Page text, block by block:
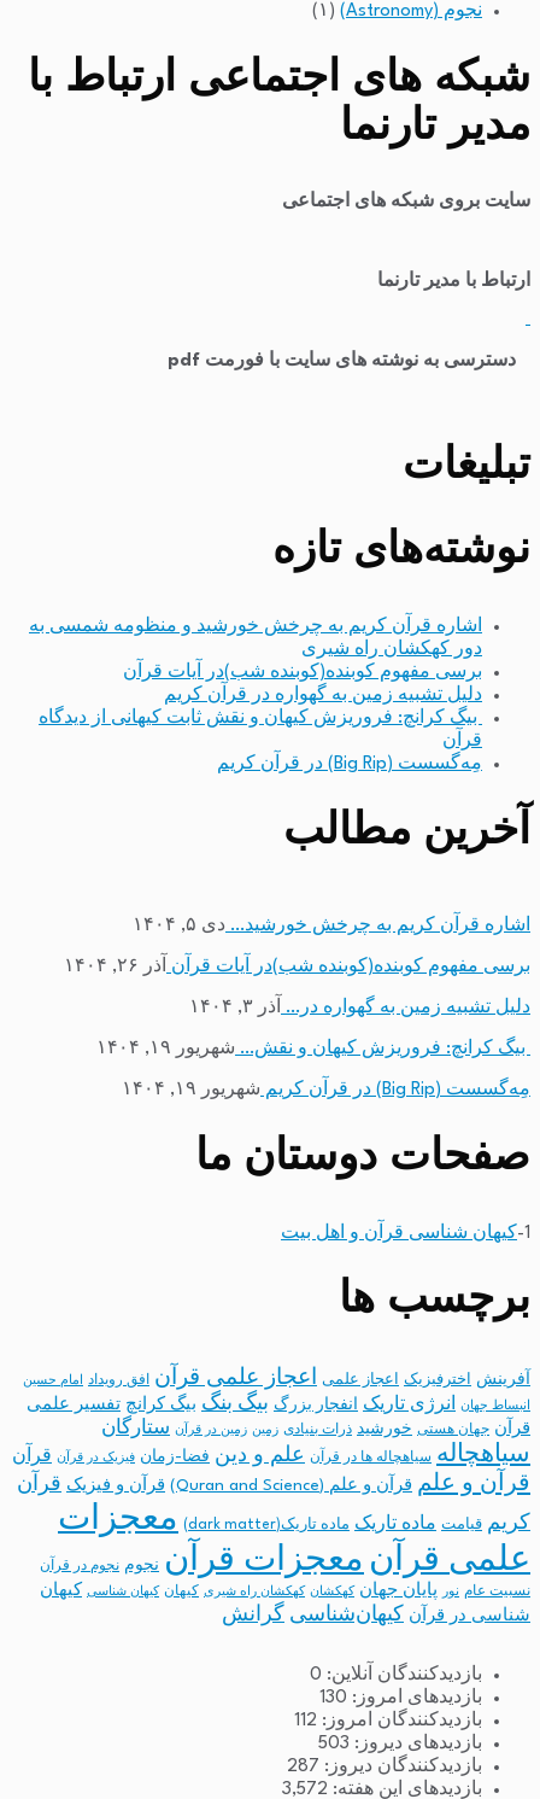
نجوم (Astronomy)
(۱)
شبکه های اجتماعی ارتباط با
مدیر تارنما
سایت بروی شبکه های اجتماعی
ارتباط با مدیر تارنما
دسترسی به نوشته های سایت با فورمت pdf
تبلیغات
نوشته‌های تازه
اشاره قرآن کریم به چرخش خورشید و منظومه شمسی به
دور کهکشان راه شیری
برسی مفهوم کوبنده(کوبنده شب)در آیات قرآن
دلیل تشبیه زمین به گهواره در قرآن کریم
بیگ کرانچ: فروریزش کیهان و نقش ثابت کیهانی از دیدگاه
قرآن
مِه‌گسست (Big Rip) در قرآن کریم
آخرین مطالب
اشاره قرآن کریم به چرخش خورشید… دی ۵, ۱۴۰۴
برسی مفهوم کوبنده(کوبنده شب)در آیات قرآن آذر ۲۶, ۱۴۰۴
دلیل تشبیه زمین به گهواره در… آذر ۳, ۱۴۰۴
بیگ کرانچ: فروریزش کیهان و نقش… شهریور ۱۹, ۱۴۰۴
مِه‌گسست (Big Rip) در قرآن کریم شهریور ۱۹, ۱۴۰۴
صفحات دوستان ما
1- کیهان شناسی قرآن و اهل بیت
برچسب ها
آفرینش اخترفیزیک اعجاز علمی اعجاز علمی قرآن افق رویداد امام حسین
انبساط جهان انرژی تاریک انفجار بزرگ بیگ بنگ بیگ کرانچ تفسیر علمی
قرآن جهان هستی خورشید ذرات بنیادی زمین زمین در قرآن ستارگان
سیاهچاله سیاهچاله ها در قرآن علم و دین فضا-زمان فیزیک در قرآن قرآن
قرآن و علم قرآن و علم (Quran and Science) قرآن و فیزیک قرآن
کریم قیامت ماده تاریک ماده تاریک(dark matter)
معجزات
علمی قرآن معجزات قرآن نجوم نجوم در قرآن
نسبیت عام نور پایان جهان کهکشان کهکشان راه شیری کیهان کیهان شناسی
کیهان
شناسی در قرآن
کیهان‌شناسی گرانش
بازدیدکنندگان آنلاین: 0
بازدیدهای امروز: 130
بازدیدکنندگان امروز: 112
بازدیدهای دیروز: 503
بازدیدکنندگان دیروز: 287
بازدیدهای این هفته: 3,572